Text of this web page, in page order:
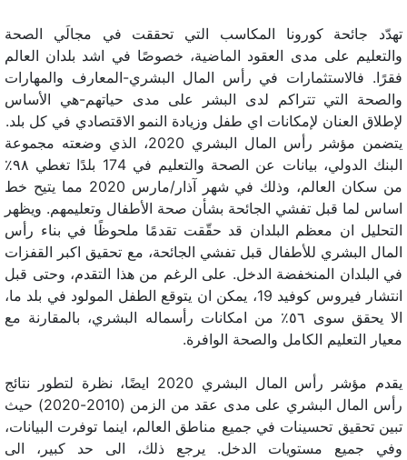
تهدّد جائحة كورونا المكاسب التي تحققت في مجالَي الصحة
والتعليم على مدى العقود الماضية، خصوصًا في اشد بلدان العالم
فقرًا. فالاستثمارات في رأس المال البشري-المعارف والمهارات
والصحة التي تتراكم لدى البشر على مدى حياتهم-هي الأساس
لإطلاق العنان لإمكانات اي طفل وزيادة النمو الاقتصادي في كل بلد.
يتضمن مؤشر رأس المال البشري 2020، الذي وضعته مجموعة
البنك الدولي، بيانات عن الصحة والتعليم في 174 بلدًا تغطي ٩٨٪
من سكان العالم، وذلك في شهر آذار/مارس 2020 مما يتيح خط
اساس لما قبل تفشي الجائحة بشأن صحة الأطفال وتعليمهم. ويظهر
التحليل ان معظم البلدان قد حقّقت تقدمًا ملحوظًا في بناء رأس
المال البشري للأطفال قبل تفشي الجائحة، مع تحقيق اكبر القفزات
في البلدان المنخفضة الدخل. على الرغم من هذا التقدم، وحتى قبل
انتشار فيروس كوفيد 19، يمكن ان يتوقع الطفل المولود في بلد ما،
الا يحقق سوى ٥٦٪ من امكانات رأسماله البشري، بالمقارنة مع
معيار التعليم الكامل والصحة الوافرة.
يقدم مؤشر رأس المال البشري 2020 ايضًا، نظرة لتطور نتائج
رأس المال البشري على مدى عقد من الزمن (2010-2020) حيث
تبين تحقيق تحسينات في جميع مناطق العالم، اينما توفرت البيانات،
وفي جميع مستويات الدخل. يرجع ذلك، الى حد كبير، الى